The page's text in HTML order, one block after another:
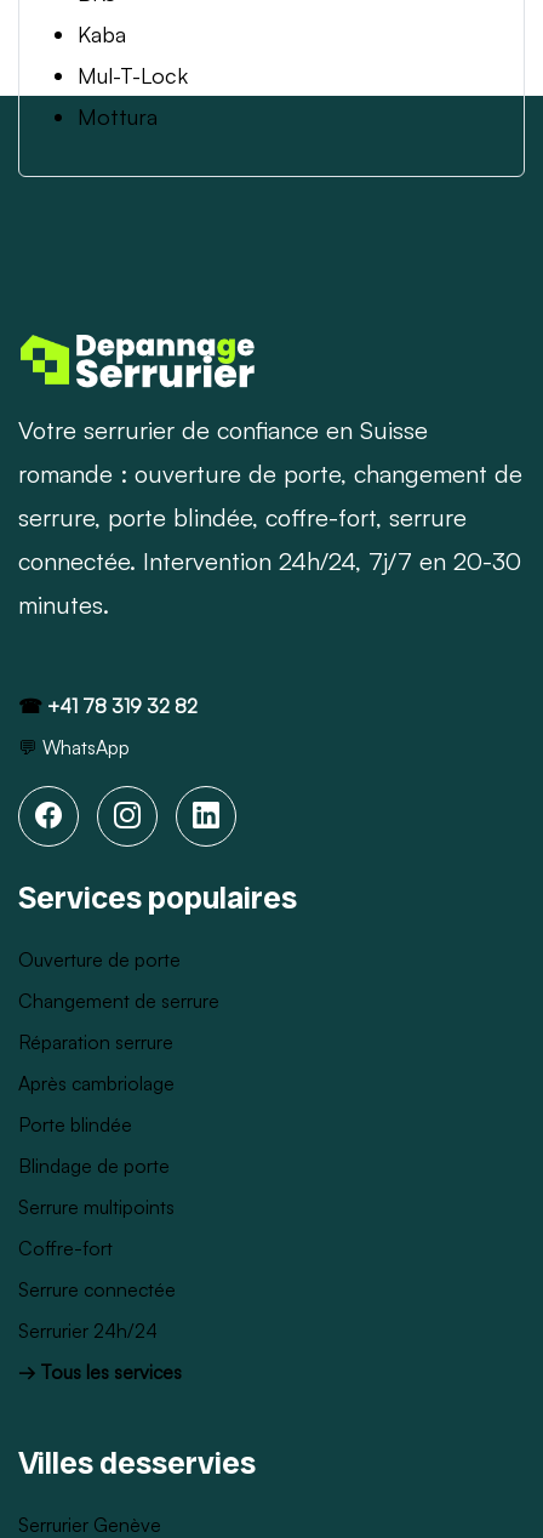
Kaba
Mul-T-Lock
Mottura
Votre serrurier de confiance en Suisse
romande : ouverture de porte, changement de
serrure, porte blindée, coffre-fort, serrure
connectée. Intervention 24h/24, 7j/7 en 20-30
minutes.
☎ +41 78 319 32 82
💬 WhatsApp
Services populaires
Ouverture de porte
Changement de serrure
Réparation serrure
Après cambriolage
Porte blindée
Blindage de porte
Serrure multipoints
Coffre-fort
Serrure connectée
Serrurier 24h/24
→ Tous les services
Villes desservies
Serrurier Genève